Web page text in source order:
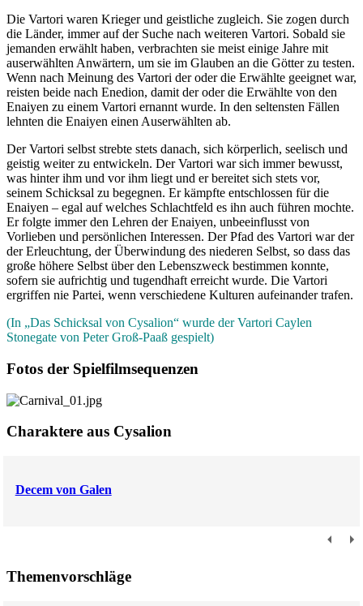
Die Vartori waren Krieger und geistliche zugleich. Sie zogen durch
die Länder, immer auf der Suche nach weiteren Vartori. Sobald sie
jemanden erwählt haben, verbrachten sie meist einige Jahre mit
auserwählten Anwärtern, um sie im Glauben an die Götter zu testen.
Wenn nach Meinung des Vartori der oder die Erwählte geeignet war,
reisten beide nach Enedion, damit der oder die Erwählte von den
Enaiyen zu einem Vartori ernannt wurde. In den seltensten Fällen
lehnten die Enaiyen einen Auserwählten ab.
Der Vartori selbst strebte stets danach, sich körperlich, seelisch und
geistig weiter zu entwickeln. Der Vartori war sich immer bewusst,
was hinter ihm und vor ihm liegt und er bereitet sich stets vor,
seinem Schicksal zu begegnen. Er kämpfte entschlossen für die
Enaiyen – egal auf welches Schlachtfeld es ihn auch führen mochte.
Er folgte immer den Lehren der Enaiyen, unbeeinflusst von
Vorlieben und persönlichen Interessen. Der Pfad des Vartori war der
der Erleuchtung, der Überwindung des niederen Selbst, so dass das
große höhere Selbst über den Lebenszweck bestimmen konnte,
sofern sie aufrichtig und tugendhaft erreicht wurde. Die Vartori
ergriffen nie Partei, wenn verschiedene Kulturen aufeinander trafen.
(In „Das Schicksal von Cysalion“ wurde der Vartori Caylen
Stonegate von Peter Groß-Paaß gespielt)
Fotos der Spielfilmsequenzen
Charaktere aus Cysalion
Decem von Galen
Themenvorschläge